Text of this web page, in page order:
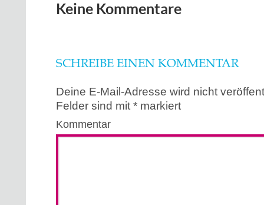
Keine Kommentare
SCHREIBE EINEN KOMMENTAR
Deine E-Mail-Adresse wird nicht
Felder sind mit * markiert
Kommentar